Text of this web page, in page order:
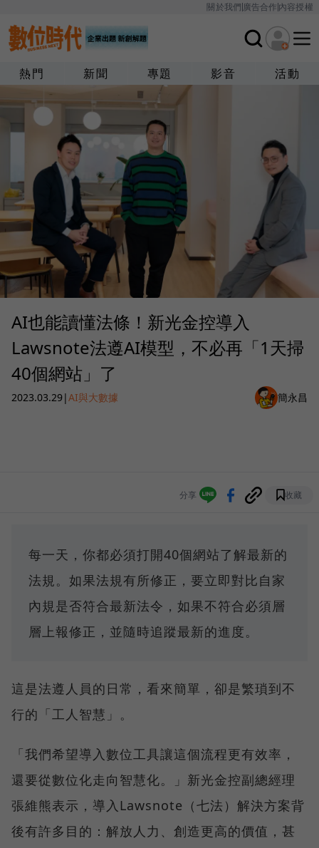
關於我們廣告合作內容授權
熱門 新聞 專題 影音 活動
AI也能讀懂法條！新光金控導入
Lawsnote法遵AI模型，不必再「1天掃
40個網站」了
2023.03.29|AI與大數據 簡永昌
分享 收藏
每一天，你都必須打開40個網站了解最新的
法規。如果法規有所修正，要立即對比自家
內規是否符合最新法令，如果不符合必須層
層上報修正，並隨時追蹤最新的進度。
這是法遵人員的日常，看來簡單，卻是繁瑣到不
行的「工人智慧」。
「我們希望導入數位工具讓這個流程更有效率，
還要從數位化走向智慧化。」新光金控副總經理
張維熊表示，導入Lawsnote（七法）解決方案背
後有許多目的：解放人力、創造更高的價值，甚